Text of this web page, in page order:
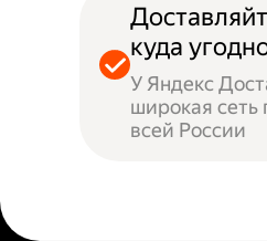
куда
У Яндекс
широкая сеть
всей России